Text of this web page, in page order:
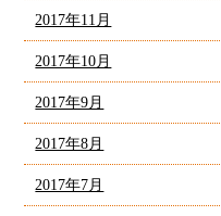
2017年11月
2017年10月
2017年9月
2017年8月
2017年7月